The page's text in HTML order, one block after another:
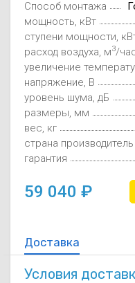
Способ монтажа
мощность, кВт
ступени мощности,
расход воздуха, м3/
увеличение
напряжение, В
уровень шума, дБ
размеры, мм
вес, кг
страна производитель
гарантия
59 040
Доставка
Условия